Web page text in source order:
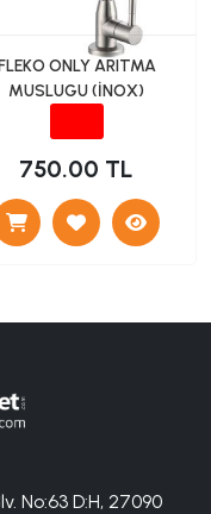
ONLY ARITMA
MUSLUGU (İNOX)
750.00 TL
No:63 D:H, 27090